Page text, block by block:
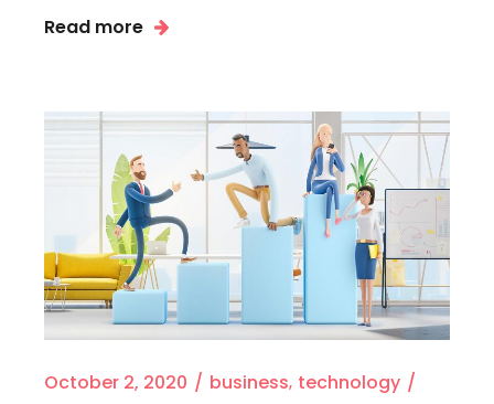
Read more
October 2, 2020 business technology